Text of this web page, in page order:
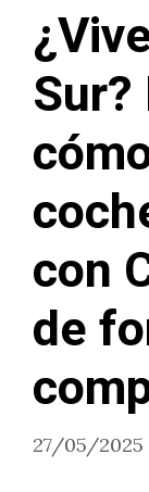
con
de
27/05/2025